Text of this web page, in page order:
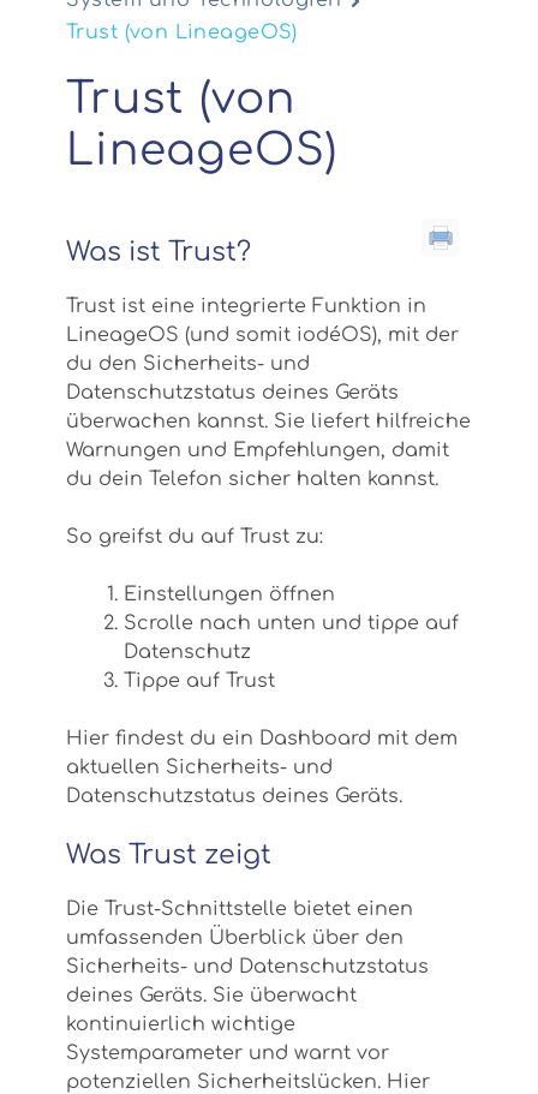
Trust (von LineageOS)
Trust (von
LineageOS)
Was ist Trust?
Trust ist eine integrierte Funktion in
LineageOS (und somit iodéOS), mit der
du den Sicherheits- und
Datenschutzstatus deines Geräts
überwachen kannst. Sie liefert hilfreiche
Warnungen und Empfehlungen, damit
du dein Telefon sicher halten kannst.
So greifst du auf Trust zu:
Einstellungen öffnen
Scrolle nach unten und tippe auf
Datenschutz
Tippe auf Trust
Hier findest du ein Dashboard mit dem
aktuellen Sicherheits- und
Datenschutzstatus deines Geräts.
Was Trust zeigt
Die Trust-Schnittstelle bietet einen
umfassenden Überblick über den
Sicherheits- und Datenschutzstatus
deines Geräts. Sie überwacht
kontinuierlich wichtige
Systemparameter und warnt vor
potenziellen Sicherheitslücken. Hier